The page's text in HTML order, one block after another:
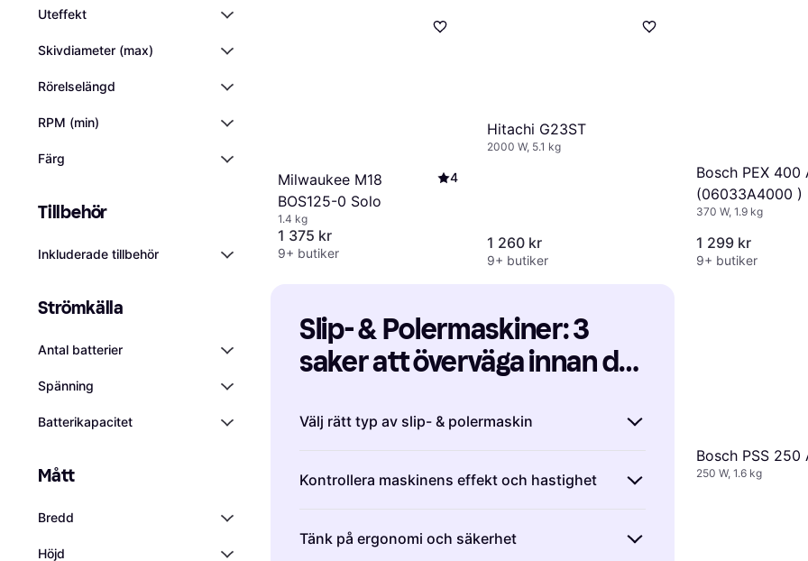
Uteffekt
Skivdiameter (max)
Rörelselängd
RPM (min)
Färg
Tillbehör
Inkluderade tillbehör
Strömkälla
Antal batterier
Spänning
Batterikapacitet
Mått
Bredd
Höjd
Milwaukee M18
BOS125-0 Solo
4
1.4 kg
1 375 kr
9+ butiker
Hitachi G23ST
2000 W, 5.1 kg
1 260 kr
9+ butiker
Bosch PEX 400
(06033A4000 )
370 W, 1.9 kg
1 299 kr
9+ butiker
Bosch PSS 250
250 W, 1.6 kg
Slip- & Polermaskiner: 3
saker att överväga innan du
Välj rätt typ av slip- & polermaskin
som excenterslipar, vinkelslipar och
polermaskiner.Excentersliparär bra för allmän
slipning och ger en fin yta utan repor.
passar för grövre arbete och kan användas för att
Kontrollera maskinens effekt och hastighet
kraftfullt den kan arbeta. För enklare uppgifter kan
Tänk på ergonomi och säkerhet